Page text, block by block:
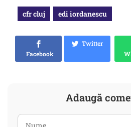
cfr cluj edi iordanescu
Facebook
Twitter
Adaugă